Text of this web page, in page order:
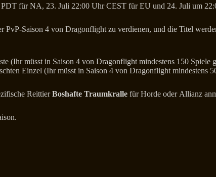
für NA, 23. Juli 22:00 Uhr CEST für EU und 24. Juli um
Saison 4 von Dragonflight zu verdienen, und die Titel
(Ihr müsst in Saison 4 von Dragonflight mindestens 150 Spiele
Einzel (Ihr müsst in Saison 4 von Dragonflight mindestens
ReittierBoshafte Traumkralle für Horde oder Allianz